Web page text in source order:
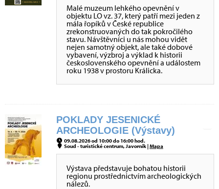
Malé muzeum lehkého opevnění v
objektu LO vz. 37, který patří mezi jeden z
mála řopíků v České republice
zrekonstruovaných do tak pokročilého
stavu. Návštěvníci u nás mohou vidět
nejen samotný objekt, ale také dobové
vybavení, výzbroj a výklad k historii
československého opevnění a událostem
roku 1938 v prostoru Králicka.
POKLADY JESENICKÉ
ARCHEOLOGIE (Výstavy)
09.08.2026 od 10:00 do 16:00 hod.
Soud - turistické centrum, Javorník |Mapa
Výstava představuje bohatou historii
regionu prostřednictvím archeologických
nálezů.